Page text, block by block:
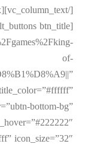
of-
bottom-bg”
icon_size=”32″